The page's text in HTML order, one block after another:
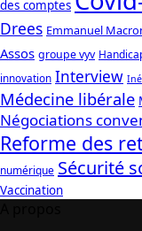
des comptes
Drees Emmanuel
Assos groupe vyv
innovation Interview
Médecine libérale
Négociations
Reforme des
numérique Sécurité
Vaccination